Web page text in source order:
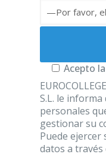
Acepto la
S.L. le
personales
gestionar su
Puede ejercer
datos a través